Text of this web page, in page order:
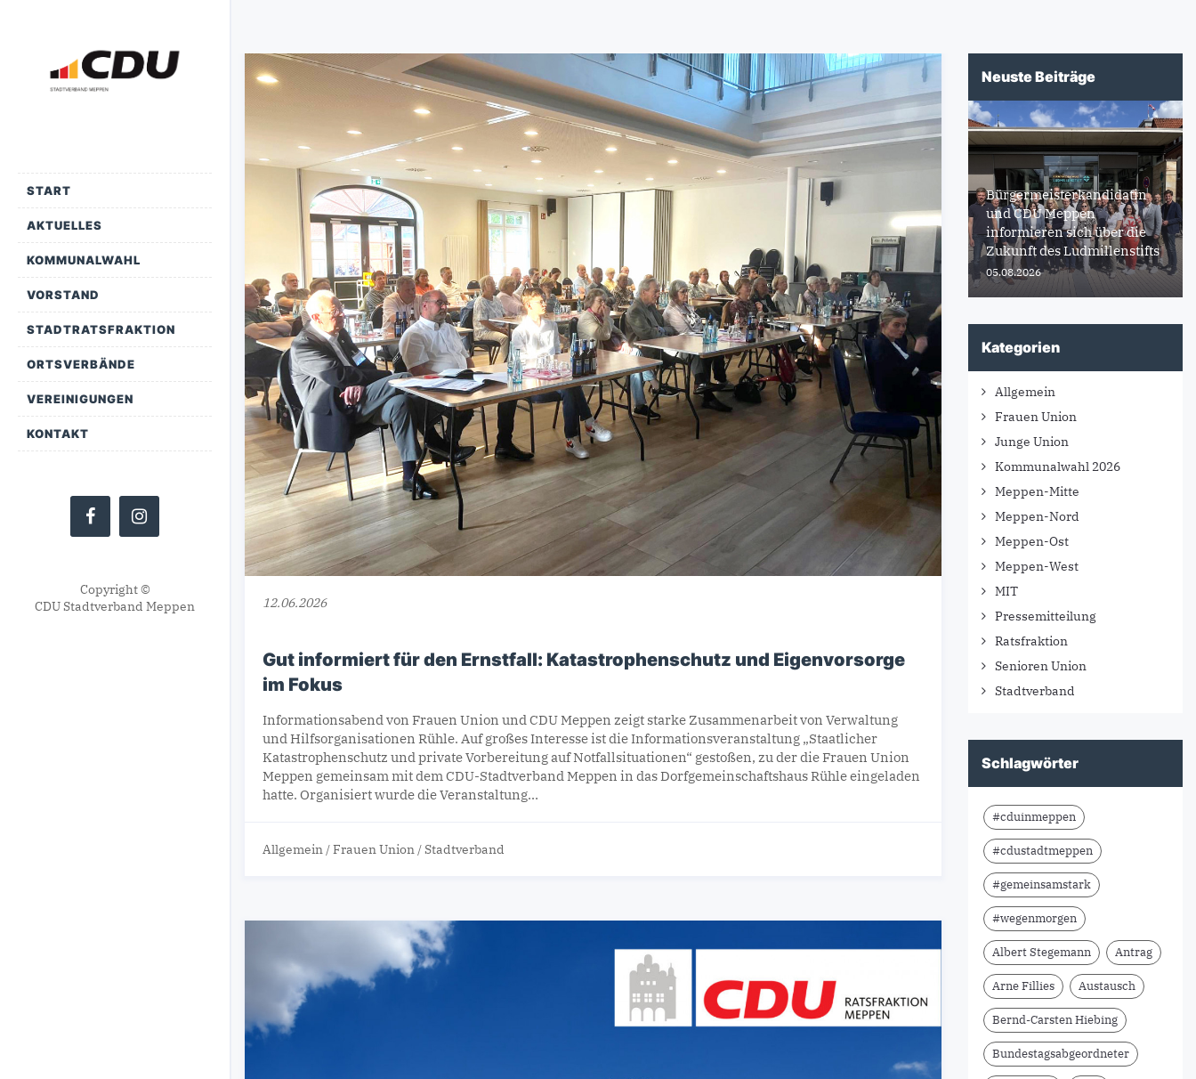
START
AKTUELLES
KOMMUNALWAHL
VORSTAND
STADTRATSFRAKTION
ORTSVERBÄNDE
VEREINIGUNGEN
KONTAKT
Copyright ©
CDU Stadtverband Meppen
12.06.2026
Gut informiert für den Ernstfall: Katastrophenschutz und Eigenvorsorge
im Fokus
Informationsabend von Frauen Union und CDU Meppen zeigt starke Zusammenarbeit von Verwaltung
und Hilfsorganisationen Rühle. Auf großes Interesse ist die Informationsveranstaltung „Staatlicher
Katastrophenschutz und private Vorbereitung auf Notfallsituationen“ gestoßen, zu der die Frauen Union
Meppen gemeinsam mit dem CDU-Stadtverband Meppen in das Dorfgemeinschaftshaus Rühle eingeladen
hatte. Organisiert wurde die Veranstaltung…
Allgemein /Frauen Union /Stadtverband
Neuste Beiträge
Bürgermeisterkandidatin
und CDU Meppen
informieren sich über die
Zukunft des Ludmillenstifts
05.08.2026
Kategorien
Allgemein
Frauen Union
Junge Union
Kommunalwahl 2026
Meppen-Mitte
Meppen-Nord
Meppen-Ost
Meppen-West
MIT
Pressemitteilung
Ratsfraktion
Senioren Union
Stadtverband
Schlagwörter
#cduinmeppen
#cdustadtmeppen
#gemeinsamstark
#wegenmorgen
Albert Stegemann Antrag
Arne Fillies Austausch
Bernd-Carsten Hiebing
Bundestagsabgeordneter